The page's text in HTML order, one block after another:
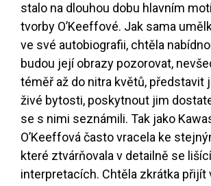
stalo na dlouhou dobu hlavním
tvorby O’Keeffové. Jak sama
ve své autobiografii, chtěla
budou její obrazy pozorovat,
téměř až do nitra květů, představit
živé bytosti, poskytnout jim
se s nimi seznámili. Tak jako
O’Keeffová často vracela ke
které ztvárňovala v detailně se
interpretacích. Chtěla zkrátka přijít